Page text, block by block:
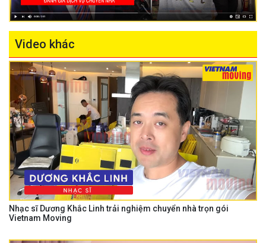
Video khác
Nhạc sĩ Dương Khắc Linh trải nghiệm chuyển nhà trọn gói
Vietnam Moving